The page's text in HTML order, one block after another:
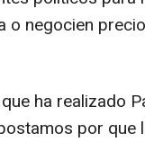
o negocien
ha realizado
por que